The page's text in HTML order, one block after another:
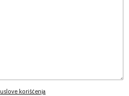
uslove korišćenja